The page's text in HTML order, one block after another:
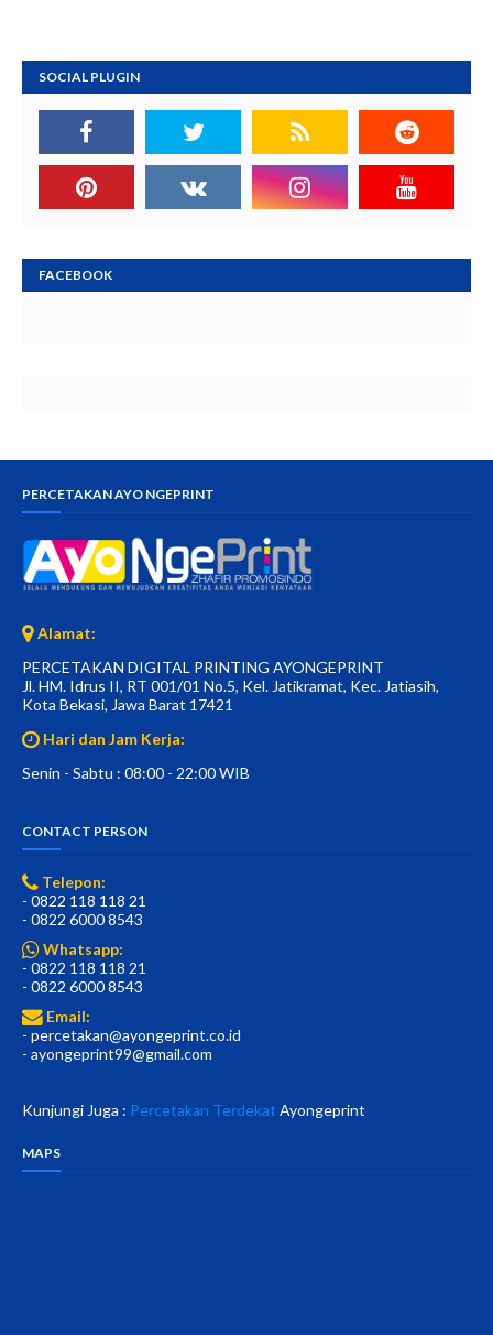
SOCIAL PLUGIN
FACEBOOK
PERCETAKAN AYO NGEPRINT
Alamat:
PERCETAKAN DIGITAL PRINTING AYONGEPRINT
Jl. HM. Idrus II, RT 001/01 No.5, Kel. Jatikramat, Kec. Jatiasih,
Kota Bekasi, Jawa Barat 17421
Hari dan Jam Kerja:
Senin - Sabtu : 08:00 - 22:00 WIB
CONTACT PERSON
Telepon:
- 0822 118 118 21
- 0822 6000 8543
Whatsapp:
- 0822 118 118 21
- 0822 6000 8543
Email:
- percetakan@ayongeprint.co.id
- ayongeprint99@gmail.com
Kunjungi Juga : Percetakan Terdekat Ayongeprint
MAPS